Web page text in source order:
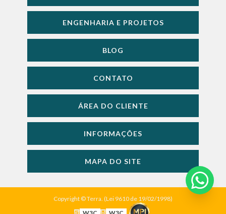
ENGENHARIA E PROJETOS
BLOG
CONTATO
ÁREA DO CLIENTE
INFORMAÇÕES
MAPA DO SITE
Copyright © Terra. (Lei 9610 de 19/02/1998)